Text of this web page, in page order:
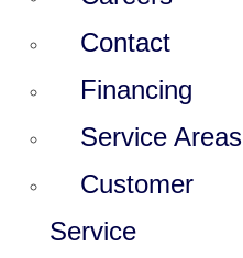
Contact
Financing
Service Areas
Customer
Service